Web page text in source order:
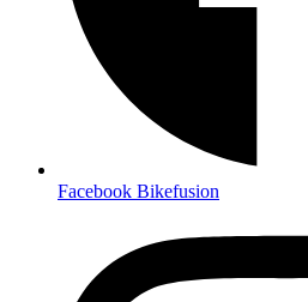
Facebook Bikefusion